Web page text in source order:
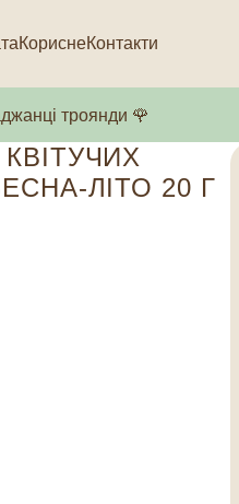
КориснеКонтакти
троянди 🌹
ЛІТО 20 Г